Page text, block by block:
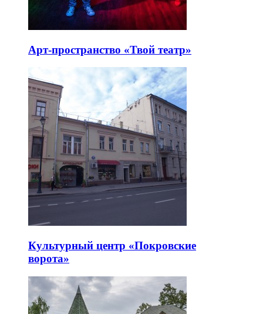
Арт-пространство «Твой театр»
Культурный центр «Покровские
ворота»